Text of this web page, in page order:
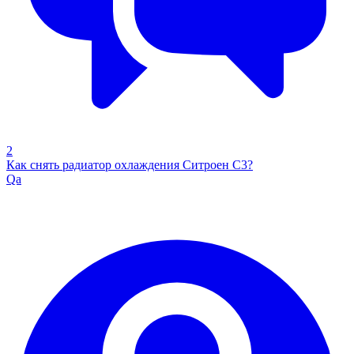
2
Как снять радиатор охлаждения Ситроен С3?
Qa